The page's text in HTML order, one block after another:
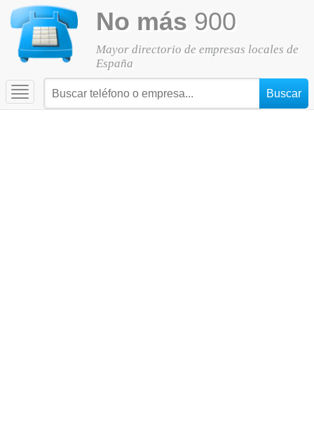
No más 900
Mayor directorio de empresas locales de
España
Toggle
navigation